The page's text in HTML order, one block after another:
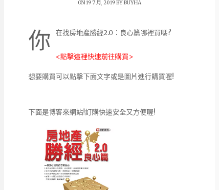
ON 19 7 月, 2019 BYBUYHA
你 在找房地產勝經2.0：良心篇哪裡買嗎?
<點擊這裡快速前往購買>
想要購買可以點擊下面文字或是圖片進行購買喔!
下面是博客來網站!訂購快速安全又方便喔!